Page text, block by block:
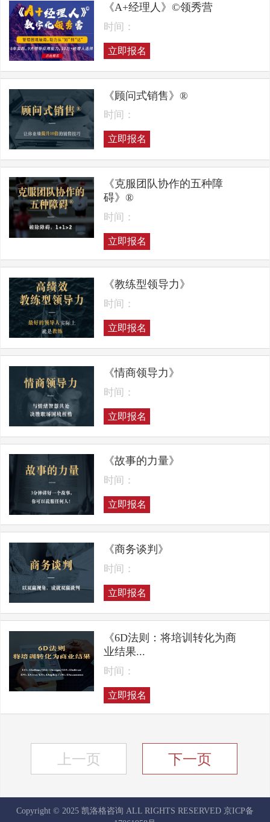
《A+经理人》©领秀营
时间：
立即报名
《顾问式销售》®
时间：
立即报名
《克服团队协作的五种障
碍》®
时间：
立即报名
《教练型领导力》
时间：
立即报名
《情商领导力》
时间：
立即报名
《故事的力量》
时间：
立即报名
《商务谈判》
时间：
立即报名
《6D法则：将培训转化为商
业结果...
时间：
立即报名
上一页 下一页
Copyright © 2025 凯洛格咨询 ALL RIGHTS RESERVED 京ICP备